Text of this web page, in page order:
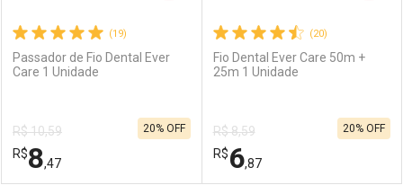
Comprar sem Desconto
Por R$ 12,47/cada
Comprar sem Desconto
Por R$ 12,47/cada
Comprar sem Desconto
Por R$ 8,47/cada
Comprar sem Desconto
Por R$ 8,47/cada
(19)
Passador de Fio Dental Ever
Care 1 Unidade
R$ 10,59
R$8,47
20% OFF
(20)
Fio Dental Ever Care 50m +
25m 1 Unidade
R$ 8,59
R$6,87
20% OFF